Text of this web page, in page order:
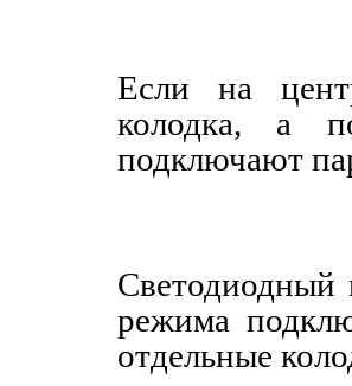
Если на
колодка, а
подключают
Светодиодный
режима
отдельные